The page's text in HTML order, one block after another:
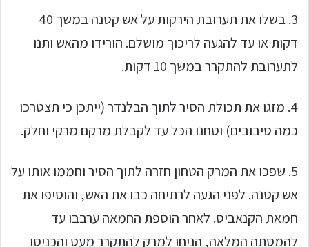
3. בשלו את תערובת הירקות על אש קטנה במשך 40
דקות או עד להגעה לריכוך מושלם. הורידו מהאש ותנו
לתערובת להתקרר במשך 10 דקות.
4. מזגו את תכולת הסיר לתוך הבלנדר (ייתכן כי תצטרכו
כמה סיבובים) וטחנו הכל עד לקבלת מרקם מרקי וחלק.
5. שפכו את המרק הטחון חזרה לתוך הסיר וחממו אותו על
אש קטנה. לפני הגעה לרתיחה כבו את האש, והוסיפו את
חמאת הקנאביס. לאחר הוספת החמאה ערבבו עד
להמסתה המלאה, הניחו למרק להתקרר מעט והכניסו